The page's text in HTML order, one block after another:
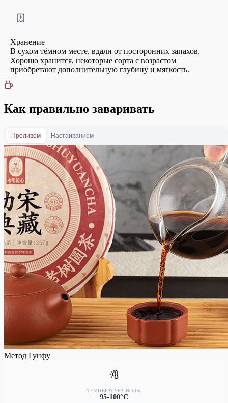
Хранение
В сухом тёмном месте, вдали от посторонних запахов.
Хорошо хранится, некоторые сорта с возрастом
приобретают дополнительную глубину и мягкость.
Как правильно заваривать
Проливом Настаиванием
Метод Гунфу
ТЕМПЕРАТУРА ВОДЫ
95-100°C